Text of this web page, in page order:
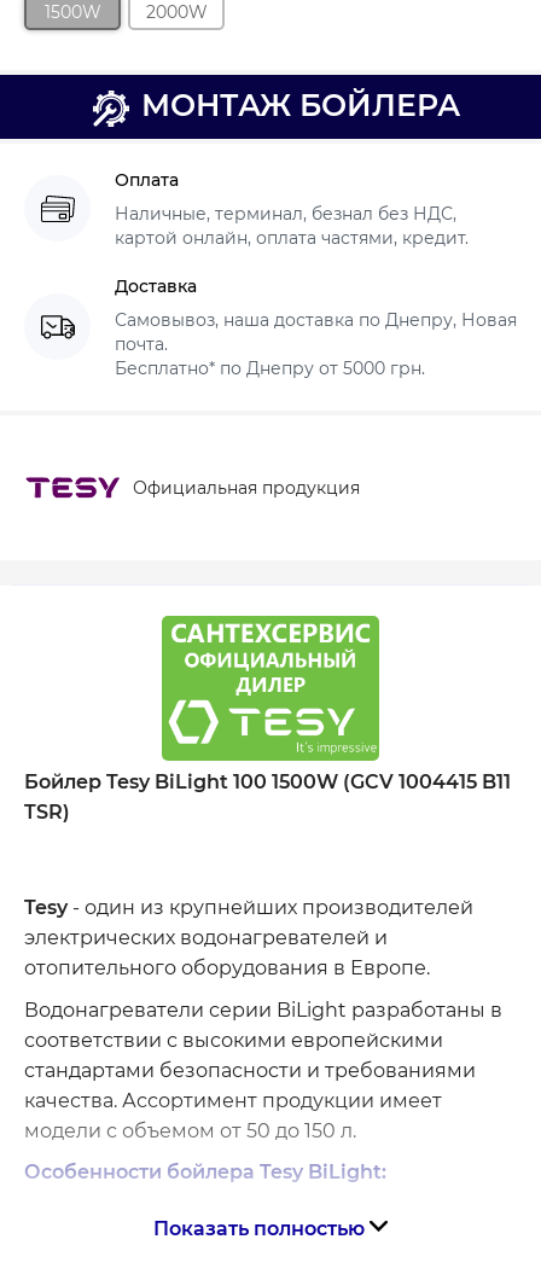
1500W 2000W
МОНТАЖ БОЙЛЕРА
Оплата
Наличные, терминал, безнал без НДС,
картой онлайн, оплата частями, кредит.
Доставка
Самовывоз, наша доставка по Днепру, Новая
почта.
Бесплатно* по Днепру от 5000 грн.
Официальная продукция
Бойлер Tesy BiLight 100 1500W (GCV 1004415 B11
TSR)
Tesy- один из крупнейших производителей
электрических водонагревателей и
отопительного оборудования в Европе.
Водонагреватели серии BiLight разработаны в
соответствии с высокими европейскими
стандартами безопасности и требованиями
качества. Ассортимент продукции имеет
модели с объемом от 50 до 150 л.
Особенности бойлера Tesy BiLight:
Piston Effectдля контроля скорости
Показать полностью